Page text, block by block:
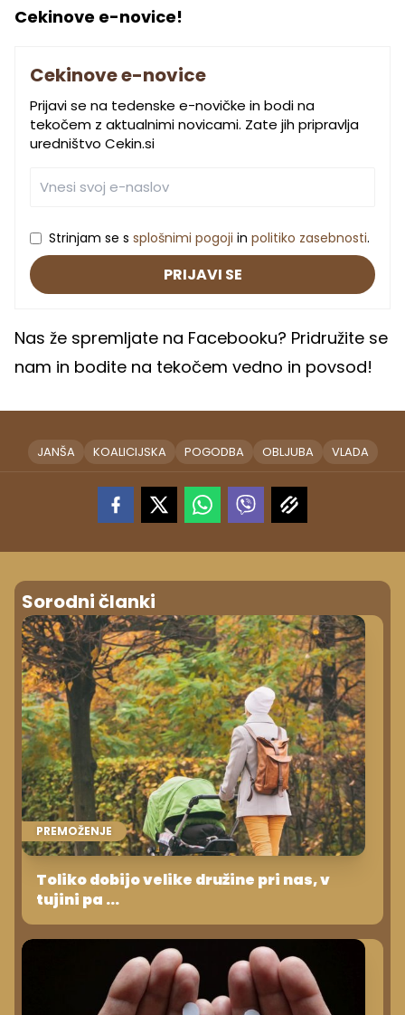
Cekinove e-novice!
Cekinove e-novice
Prijavi se na tedenske e-novičke in bodi na
tekočem z aktualnimi novicami. Zate jih pripravlja
uredništvo Cekin.si
Strinjam se s splošnimi pogoji in politiko zasebnosti.
PRIJAVI SE
Nas že spremljate na Facebooku? Pridružite se
nam in bodite na tekočem vedno in povsod!
JANŠA KOALICIJSKA POGODBA OBLJUBA VLADA
Sorodni članki
PREMOŽENJE
Toliko dobijo velike družine pri nas, v
tujini pa ...